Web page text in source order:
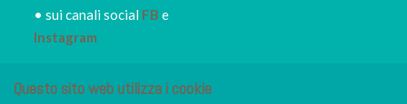
• sui canali social FB e
Instagram
Questo sito web utilizza i cookie